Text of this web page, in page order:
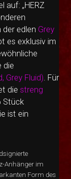
auf: „HERZ
der edlen Grey
es exklusiv im
die
Grey Fluid). Für
die streng
Stück
ist ein
Anhänger im
Form des